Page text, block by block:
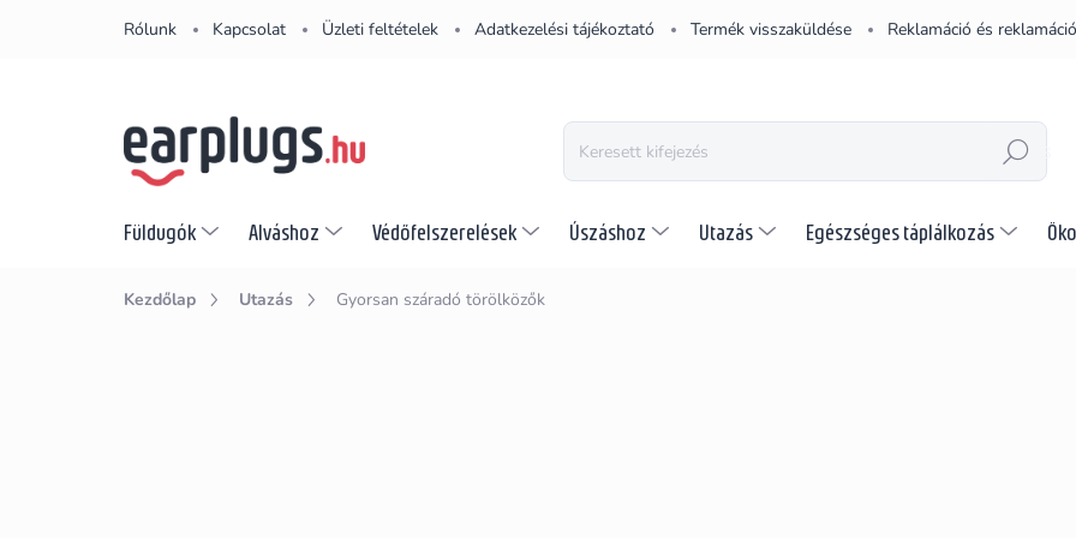
Rólunk Kapcsolat Üzleti feltételek Adatkezelési tájékoztató Termék visszaküldése Reklamáció és
KERESÉS
Füldugók Alváshoz Védőfelszerelések Úszáshoz Utazás Egészséges táplálkozás
Kezdőlap Utazás Gyorsan száradó törölközők